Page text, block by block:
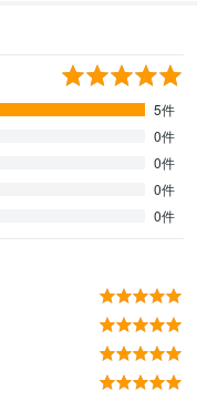
5件
0件
0件
0件
0件